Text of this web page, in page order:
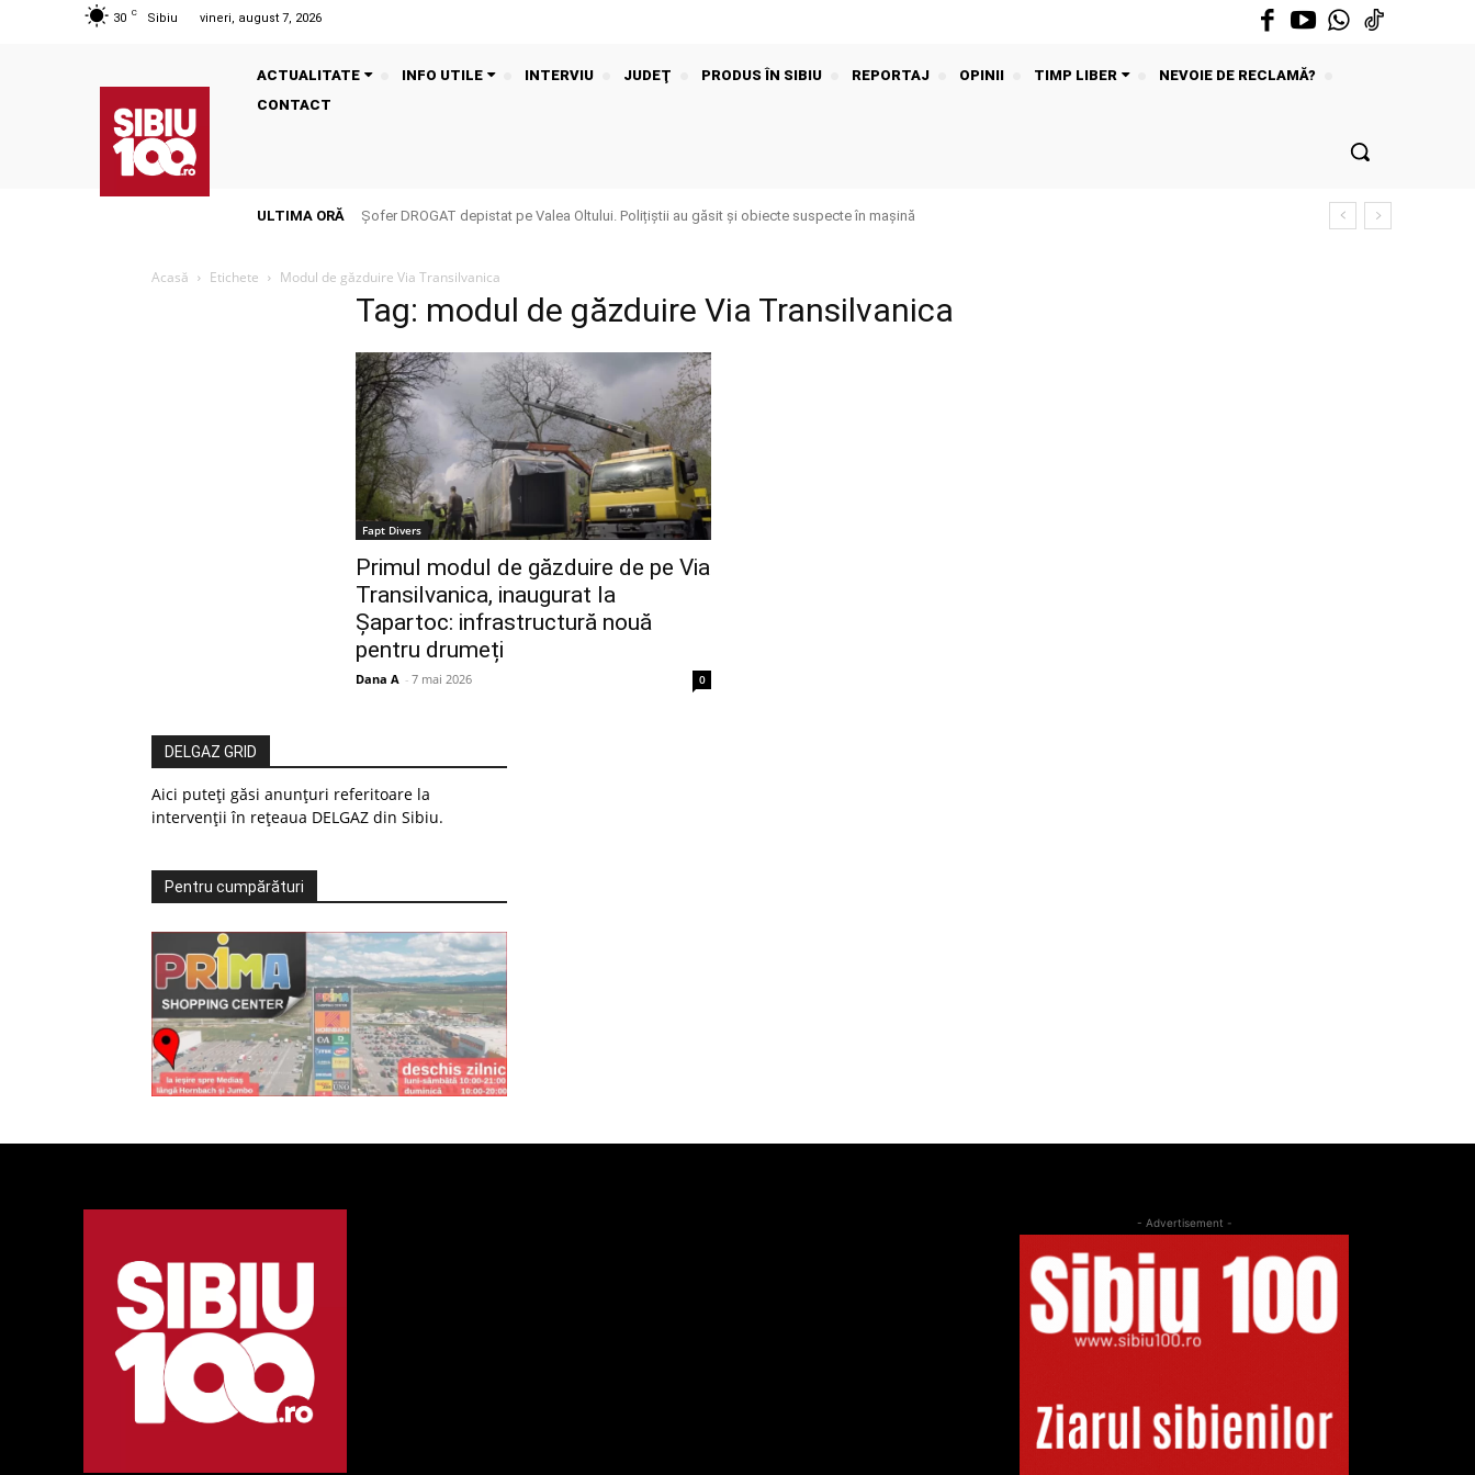
30 C Sibiu vineri, august 7, 2026
ACTUALITATE INFO UTILE INTERVIU JUDEŢ PRODUS ÎN SIBIU REPORTAJ OPINII TIMP LIBER
NEVOIE DE RECLAMĂ?
CONTACT
ULTIMA ORĂ Șofer DROGAT depistat pe Valea Oltului. Polițiștii au găsit și obiecte suspecte în mașină
Acasă Etichete Modul de găzduire Via Transilvanica
Tag: modul de găzduire Via Transilvanica
Fapt Divers
Primul modul de găzduire de pe Via
Transilvanica, inaugurat la
Șapartoc: infrastructură nouă
pentru drumeți
Dana A - 7 mai 2026 0
DELGAZ GRID
Aici puteți găsi anunțuri referitoare la
intervenții în rețeaua DELGAZ din Sibiu.
Pentru cumpărături
- Advertisement -